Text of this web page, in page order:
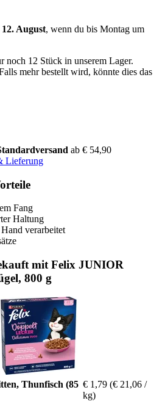
August, wenn du bis Montag um
noch 12 Stück in unserem Lager.
mehr bestellt wird, könnte dies das
ab € 54,90
Lieferung
Fang
Haltung
verarbeitet
mit Felix JUNIOR
800 g
Thunfisch (85 € 1,79 (€ 21,06 /
kg)